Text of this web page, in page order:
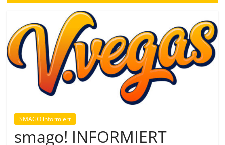
SMAGO informiert
smago! INFORMIERT